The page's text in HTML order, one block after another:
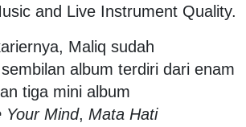
and Live Instrument Quality.
Maliq sudah
album terdiri dari enam
tiga mini album
Your Mind, Mata Hati